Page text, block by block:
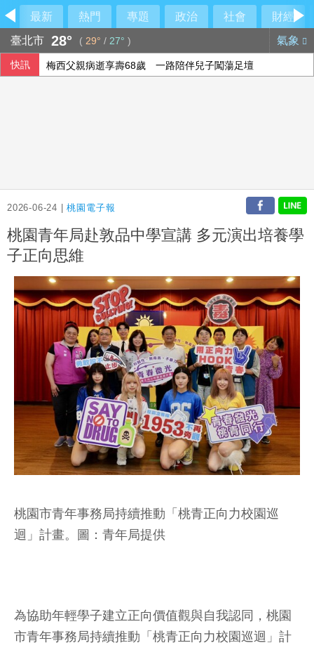
最新 熱門 專題 政治 社會
財經
臺北市 28° ( 29° / 27° ) 氣象
快訊 梅西父親病逝享壽68歲 一路陪伴兒子闖蕩足壇
2026-06-24 |桃園電子報
桃園青年局赴敦品中學宣講 多元演出培養學
子正向思維
桃園市青年事務局持續推動「桃青正向力校園巡
迴」計畫。圖：青年局提供
為協助年輕學子建立正向價值觀與自我認同，桃園
市青年事務局持續推動「桃青正向力校園巡迴」計